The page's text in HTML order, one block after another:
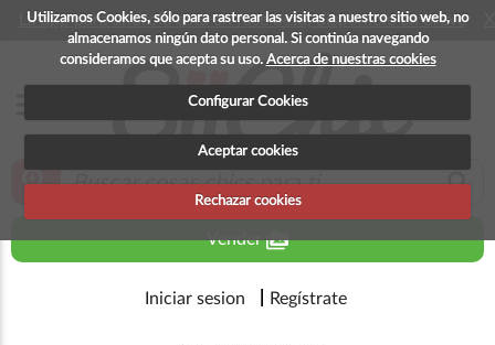
Utilizamos Cookies, sólo para rastrear las visitas a nuestro sitio web, no
almacenamos ningún dato personal. Si continúa navegando
consideramos que acepta su uso. Acerca de nuestras cookies
Configurar Cookies
Aceptar cookies
Rechazar cookies
La app para android esta en fase beta, disponible en breve
zoom_in search
Venderperm_media
Iniciar sesion Regístrate